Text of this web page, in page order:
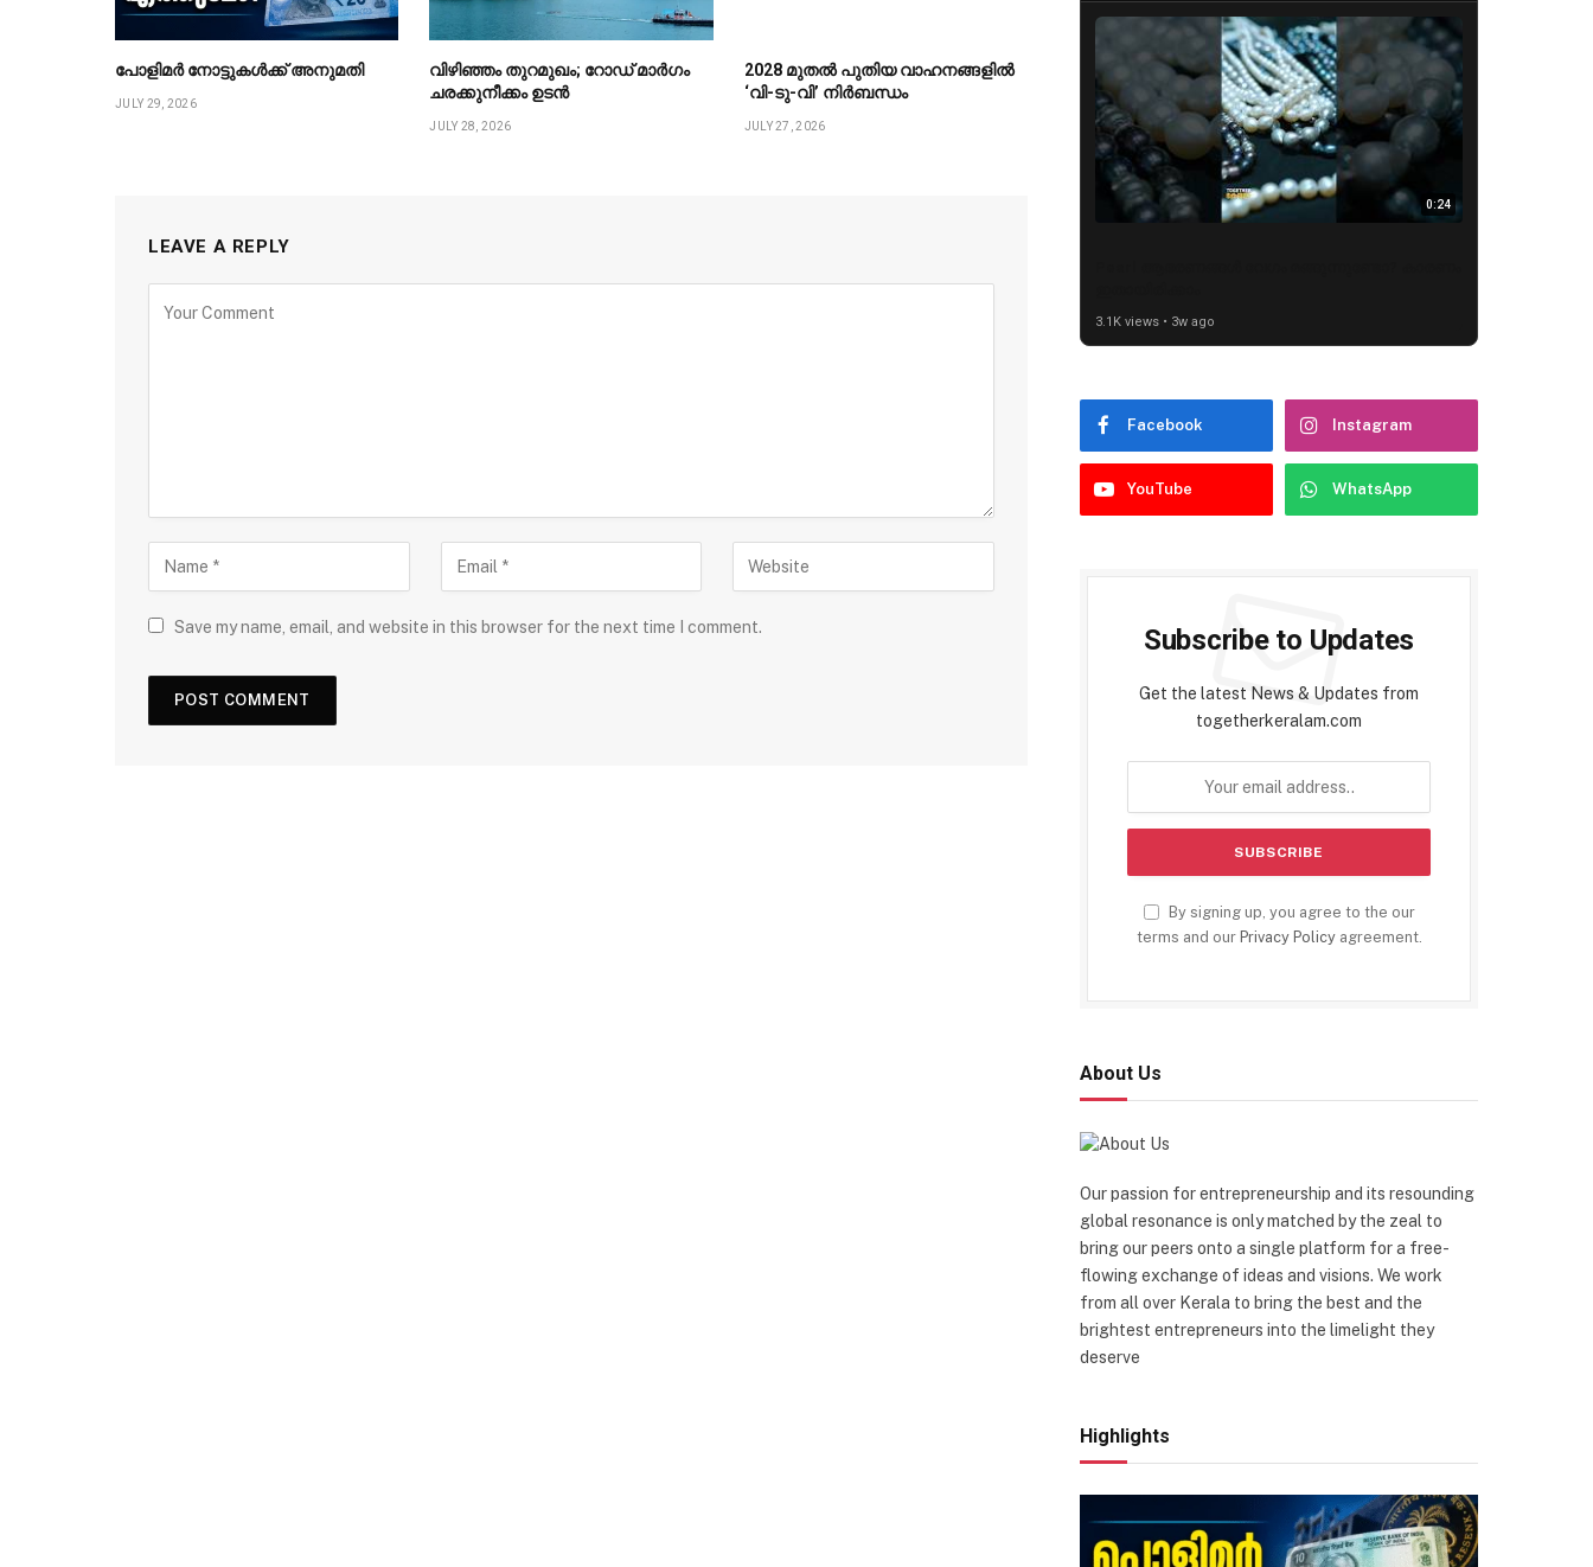
പോളിമർ നോട്ടുകൾക്ക് അനുമതി
JULY 29, 2026
വിഴിഞ്ഞം തുറമുഖം; റോഡ് മാർഗം
ചരക്കുനീക്കം ഉടൻ
JULY 28, 2026
2028 മുതൽ പുതിയ വാഹനങ്ങളിൽ
‘വി-ടു-വി’ നിർബന്ധം
JULY 27, 2026
LEAVE A REPLY
Save my name, email, and website in this browser for the next time I comment.
0:24
3.1K views • 3w ago
Facebook Instagram
YouTube WhatsApp
Subscribe to Updates
Get the latest News & Updates from
togetherkeralam.com
By signing up, you agree to the our
terms and our Privacy Policyagreement.
About Us
Our passion for entrepreneurship and its resounding
global resonance is only matched by the zeal to
bring our peers onto a single platform for a free-
flowing exchange of ideas and visions. We work
from all over Kerala to bring the best and the
brightest entrepreneurs into the limelight they
deserve
Highlights